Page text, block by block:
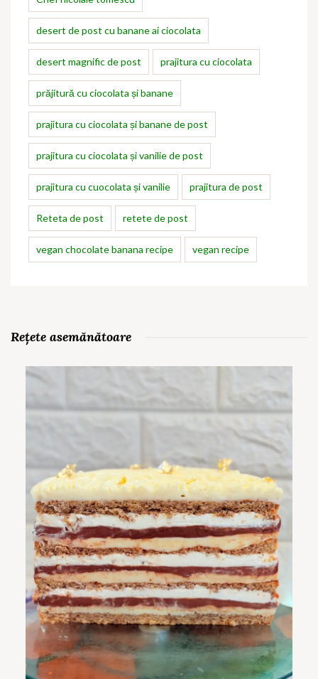
desert de post cu banane ai ciocolata
desert magnific de post prajitura cu ciocolata
prăjitură cu ciocolata și banane
prajitura cu ciocolata și banane de post
prajitura cu ciocolata și vanilie de post
prajitura cu cuocolata și vanilie prajitura de post
Reteta de post retete de post
vegan chocolate banana recipe vegan recipe
Rețete asemănătoare